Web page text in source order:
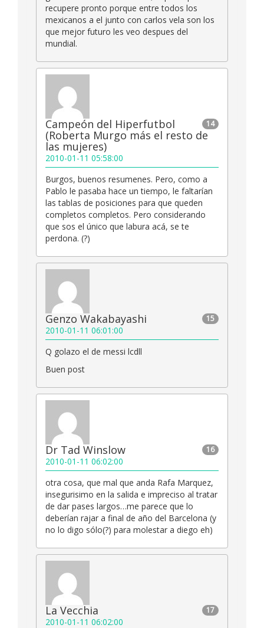
recupere pronto porque entre todos los
mexicanos a el junto con carlos vela son los
que mejor futuro les veo despues del
mundial.
14
Campeón del Hiperfutbol
(Roberta Murgo más el resto de
las mujeres)
2010-01-11 05:58:00
Burgos, buenos resumenes. Pero, como a
Pablo le pasaba hace un tiempo, le faltarían
las tablas de posiciones para que queden
completos completos. Pero considerando
que sos el único que labura acá, se te
perdona. (?)
15
Genzo Wakabayashi
2010-01-11 06:01:00
Q golazo el de messi lcdll
Buen post
16
Dr Tad Winslow
2010-01-11 06:02:00
otra cosa, que mal que anda Rafa Marquez,
insegurisimo en la salida e impreciso al tratar
de dar pases largos…me parece que lo
deberían rajar a final de año del Barcelona (y
no lo digo sólo(?) para molestar a diego eh)
17
La Vecchia
2010-01-11 06:02:00